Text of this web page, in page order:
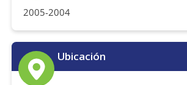
2005-2004
Ubicación